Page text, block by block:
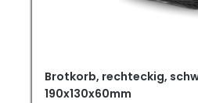
Brotkorb, rechteckig,
190x130x60mm